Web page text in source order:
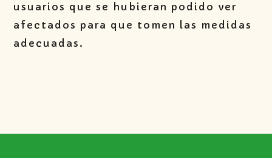
usuarios que se hubieran podido ver
afectados para que tomen las medidas
adecuadas.